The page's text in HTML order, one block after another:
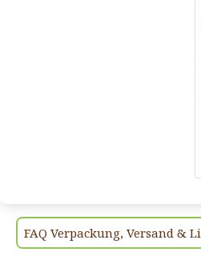
FAQ Verpackung, Versand &